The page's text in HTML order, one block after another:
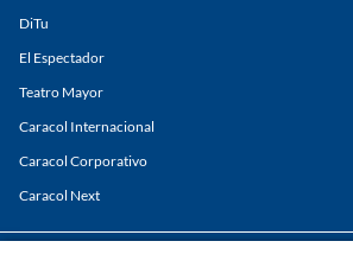
DiTu
El Espectador
Teatro Mayor
Caracol Internacional
Caracol Corporativo
Caracol Next